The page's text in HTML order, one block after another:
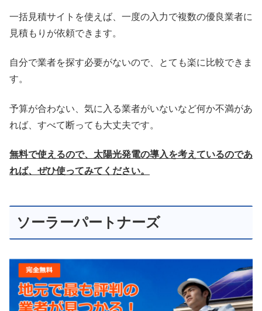
一括見積サイトを使えば、一度の入力で複数の優良業者に
見積もりが依頼できます。
自分で業者を探す必要がないので、とても楽に比較できま
す。
予算が合わない、気に入る業者がいないなど何か不満があ
れば、すべて断っても大丈夫です。
無料で使えるので、太陽光発電の導入を考えているのであ
れば、ぜひ使ってみてください。
ソーラーパートナーズ